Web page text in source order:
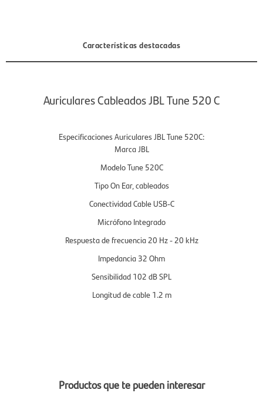
Características destacadas
Auriculares Cableados JBL Tune 520 C
Especificaciones Auriculares JBL Tune 520C:
Marca JBL
Modelo Tune 520C
Tipo On Ear, cableados
Conectividad Cable USB-C
Micrófono Integrado
Respuesta de frecuencia 20 Hz - 20 kHz
Impedancia 32 Ohm
Sensibilidad 102 dB SPL
Longitud de cable 1.2 m
Productos que te pueden interesar